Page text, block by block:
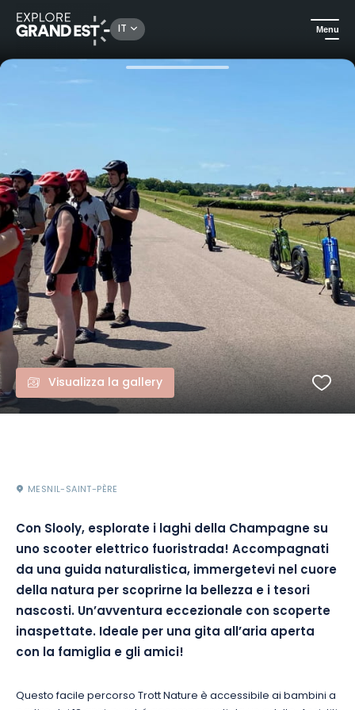
IT Menu
Escursioni Andate nel cuore della natura con uno scooter elettrico
Visualizza la gallery
MESNIL-SAINT-PÈRE
Con Slooly, esplorate i laghi della Champagne su
uno scooter elettrico fuoristrada! Accompagnati
da una guida naturalistica, immergetevi nel cuore
della natura per scoprirne la bellezza e i tesori
nascosti. Un’avventura eccezionale con scoperte
inaspettate. Ideale per una gita all’aria aperta
con la famiglia e gli amici!
Questo facile percorso Trott Nature è accessibile ai bambini a